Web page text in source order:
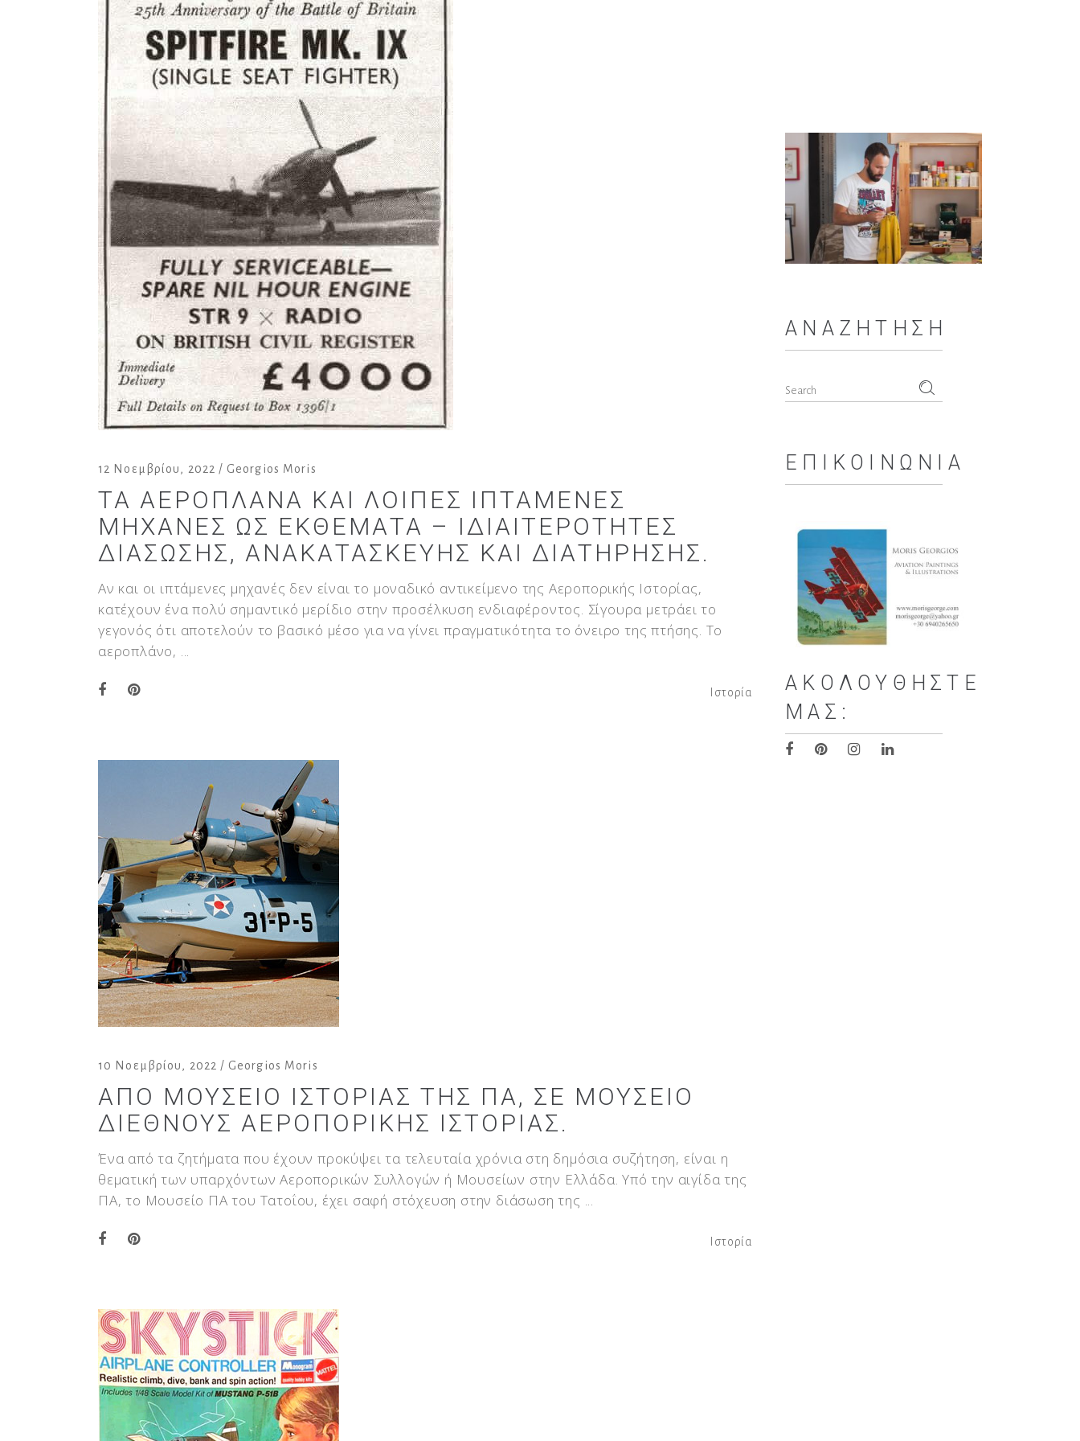
12 Νοεμβρίου, 2022 Georgios Moris
ΤΑ ΑΕΡΟΠΛΆΝΑ ΚΑΙ ΛΟΙΠΈΣ ΙΠΤΆΜΕΝΕΣ
ΜΗΧΑΝΈΣ ΩΣ ΕΚΘΈΜΑΤΑ – ΙΔΙΑΙΤΕΡΌΤΗΤΕΣ
ΔΙΆΣΩΣΗΣ, ΑΝΑΚΑΤΑΣΚΕΥΉΣ ΚΑΙ ΔΙΑΤΉΡΗΣΗΣ.
Αν και οι ιπτάμενες μηχανές δεν είναι το μοναδικό αντικείμενο της Αεροπορικής Ιστορίας,
κατέχουν ένα πολύ σημαντικό μερίδιο στην προσέλκυση ενδιαφέροντος. Σίγουρα μετράει το
γεγονός ότι αποτελούν το βασικό μέσο για να γίνει πραγματικότητα το όνειρο της πτήσης. Το
αεροπλάνο,
Ιστορία
10 Νοεμβρίου, 2022 Georgios Moris
ΑΠΌ ΜΟΥΣΕΊΟ ΙΣΤΟΡΊΑΣ ΤΗΣ ΠΑ, ΣΕ ΜΟΥΣΕΊΟ
ΔΙΕΘΝΟΎΣ ΑΕΡΟΠΟΡΙΚΉΣ ΙΣΤΟΡΊΑΣ.
Ένα από τα ζητήματα που έχουν προκύψει τα τελευταία χρόνια στη δημόσια συζήτηση, είναι η
θεματική των υπαρχόντων Αεροπορικών Συλλογών ή Μουσείων στην Ελλάδα. Υπό την αιγίδα της
ΠΑ, το Μουσείο ΠΑ του Τατοΐου, έχει σαφή στόχευση στην διάσωση της
Ιστορία
ΑΝΑΖΉΤΗΣΗ
Search
ΕΠΙΚΟΙΝΩΝΊΑ
ΑΚΟΛΟΥΘΉΣΤΕ
ΜΑΣ: